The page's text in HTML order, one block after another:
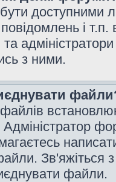
доступними
і
з ними.
Адміністратор
Зв'яжіться
файли.